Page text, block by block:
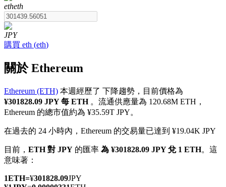
幣本位永續
以數字貨幣為保證金的永續合約
TradFi
etheth
JPY
購買 eth (eth)
關於 Ethereum
Ethereum (ETH) 本週經歷了 下降趨勢，目前價格為
¥301828.09 JPY 每 ETH 。流通供應量為 120.68M ETH，
Ethereum 的總市值約為 ¥35.59T JPY。
在過去的 24 小時內，Ethereum 的交易量已達到 ¥19.04K JPY
目前， ETH 對 JPY 的匯率 為 ¥301828.09 JPY 兌 1 ETH。這
意味著：
1ETH=¥301828.09JPY